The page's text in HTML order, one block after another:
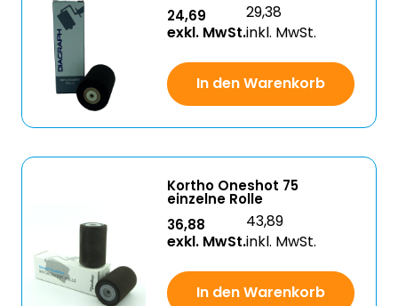
24,69
exkl. MwSt.
29,38
inkl. MwSt.
In den Warenkorb
Kortho Oneshot 75
einzelne Rolle
36,88
exkl. MwSt.
43,89
inkl. MwSt.
In den Warenkorb